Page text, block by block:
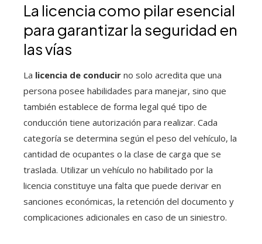
La licencia como pilar esencial
para garantizar la seguridad en
las vías
La licencia de conducir no solo acredita que una
persona posee habilidades para manejar, sino que
también establece de forma legal qué tipo de
conducción tiene autorización para realizar. Cada
categoría se determina según el peso del vehículo, la
cantidad de ocupantes o la clase de carga que se
traslada. Utilizar un vehículo no habilitado por la
licencia constituye una falta que puede derivar en
sanciones económicas, la retención del documento y
complicaciones adicionales en caso de un siniestro.